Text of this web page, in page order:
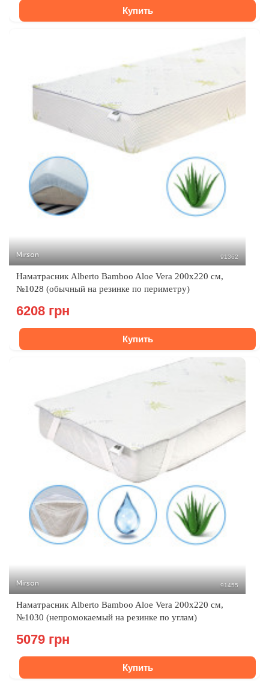
Купить
Mirson 91362
Наматрасник Alberto Bamboo Aloe Vera 200x220 см,
№1028 (обычный на резинке по периметру)
6208 грн
Купить
Mirson 91455
Наматрасник Alberto Bamboo Aloe Vera 200x220 см,
№1030 (непромокаемый на резинке по углам)
5079 грн
Купить